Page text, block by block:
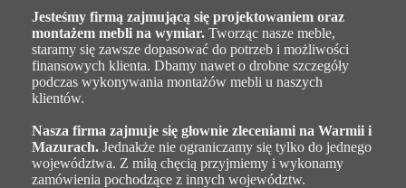
Jesteśmy firmą zajmującą się projektowaniem oraz
montażem mebli na wymiar. Tworząc nasze meble,
staramy się zawsze dopasować do potrzeb i możliwości
finansowych klienta. Dbamy nawet o drobne szczegóły
podczas wykonywania montażów mebli u naszych
klientów.
Nasza firma zajmuje się głownie zleceniami na Warmii i
Mazurach. Jednakże nie ograniczamy się tylko do jednego
województwa. Z miłą chęcią przyjmiemy i wykonamy
zamówienia pochodzące z innych województw.